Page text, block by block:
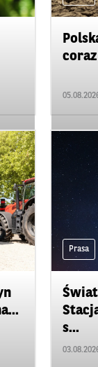
Prasa
s...